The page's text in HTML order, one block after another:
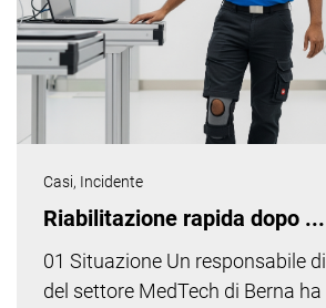
Casi, Incidente
Riabilitazione rapida dopo ...
01 Situazione Un responsabile
del settore MedTech di Berna